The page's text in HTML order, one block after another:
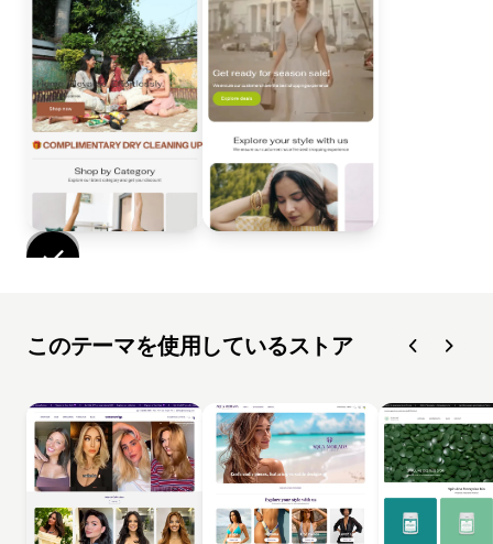
このテーマを使用しているストア